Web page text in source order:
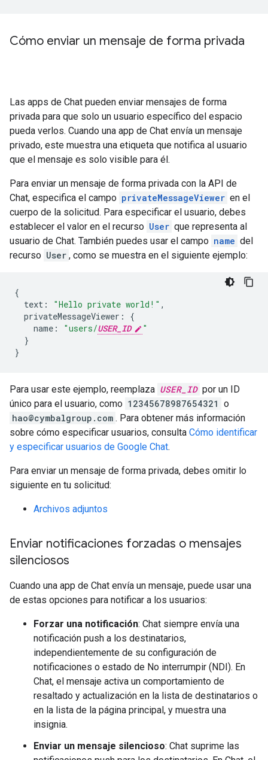
Cómo enviar un mensaje de forma privada
Las apps de Chat pueden enviar mensajes de forma
privada para que solo un usuario específico del espacio
pueda verlos. Cuando una app de Chat envía un mensaje
privado, este muestra una etiqueta que notifica al usuario
que el mensaje es solo visible para él.
Para enviar un mensaje de forma privada con la API de
Chat, especifica el campo privateMessageViewer en el
cuerpo de la solicitud. Para especificar el usuario, debes
establecer el valor en el recurso User que representa al
usuario de Chat. También puedes usar el campo name del
recurso User , como se muestra en el siguiente ejemplo:
{
text : "Hello private world!" ,
privateMessageViewer :
{
name : "users/USER_ID
"
}
}
Para usar este ejemplo, reemplaza USER_ID por un ID
único para el usuario, como 12345678987654321 o
hao@cymbalgroup.com . Para obtener más información
sobre cómo especificar usuarios, consulta Cómo identificar
y especificar usuarios de Google Chat.
Para enviar un mensaje de forma privada, debes omitir lo
siguiente en tu solicitud:
Archivos adjuntos
Enviar notificaciones forzadas o mensajes
silenciosos
Cuando una app de Chat envía un mensaje, puede usar una
de estas opciones para notificar a los usuarios:
Forzar una notificación: Chat siempre envía una
notificación push a los destinatarios,
independientemente de su configuración de
notificaciones o estado de No interrumpir (NDI). En
Chat, el mensaje activa un comportamiento de
resaltado y actualización en la lista de destinatarios o
en la lista de la página principal, y muestra una
insignia.
Enviar un mensaje silencioso: Chat suprime las